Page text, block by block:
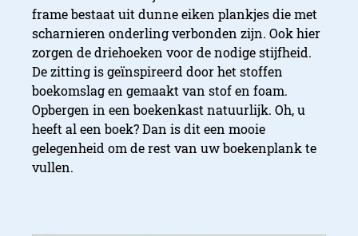
frame bestaat uit dunne eiken plankjes die met
scharnieren onderling verbonden zijn. Ook hier
zorgen de driehoeken voor de nodige stijfheid.
De zitting is geïnspireerd door het stoffen
boekomslag en gemaakt van stof en foam.
Opbergen in een boekenkast natuurlijk. Oh, u
heeft al een boek? Dan is dit een mooie
gelegenheid om de rest van uw boekenplank te
vullen.